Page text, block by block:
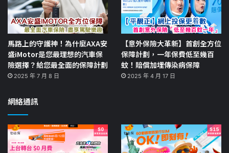
馬路上的守護神！為什麼AXA安
盛iMotor是您最理想的汽車保
險選擇？給您最全面的保障計劃
2025 年 7 月 8 日
【意外保險大革新】首創全方位
保障計劃，一年保費低至幾百
蚊！賠償加埋傳染病保障
2025 年 4 月 17 日
網絡通訊